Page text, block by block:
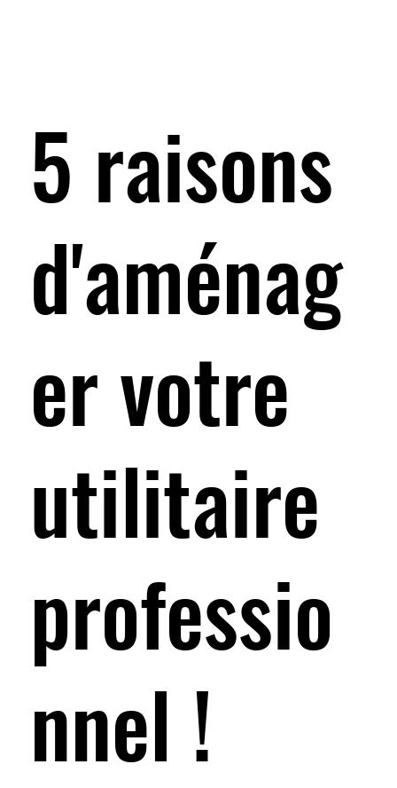
5 raisons
d'aménag
er votre
utilitaire
professio
nnel !